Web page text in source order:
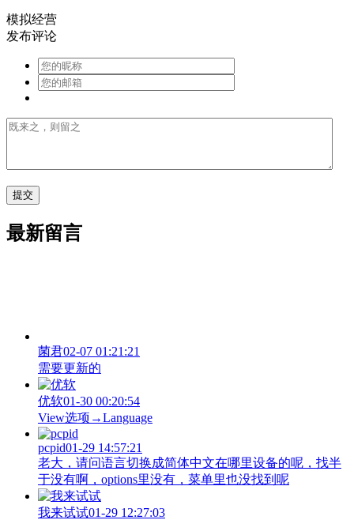
模拟经营
发布评论
最新留言
菌君02-07 01:21:21
需要更新的
优软01-30 00:20:54
View‌选项→Language
pcpid01-29 14:57:21
老大，请问语言切换成简体中文在哪里设备的呢，找半
于没有啊，options里没有，菜单里也没找到呢
我来试试01-29 12:27:03